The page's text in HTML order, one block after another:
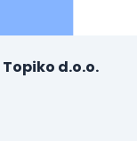
d.o.o.